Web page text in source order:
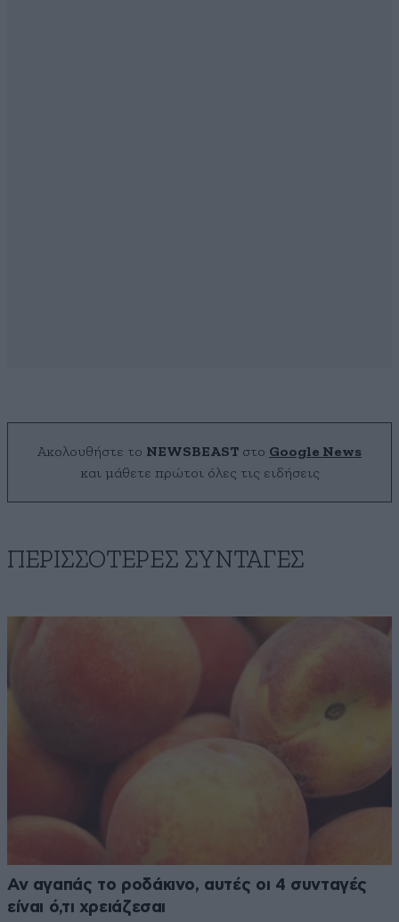
Ακολουθήστε το NEWSBEAST στο Google News
και μάθετε πρώτοι όλες τις ειδήσεις
ΠΕΡΙΣΣΟΤΕΡΕΣ ΣΥΝΤΑΓΕΣ
Αν αγαπάς το ροδάκινο, αυτές οι 4 συνταγές
είναι ό,τι χρειάζεσαι